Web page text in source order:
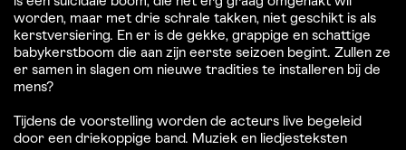
worden, maar met drie schrale takken, niet geschikt is als
kerstversiering. En er is de gekke, grappige en schattige
babykerstboom die aan zijn eerste seizoen begint. Zullen ze
er samen in slagen om nieuwe tradities te installeren bij de
mens?
Tijdens de voorstelling worden de acteurs live begeleid
door een driekoppige band. Muziek en liedjesteksten